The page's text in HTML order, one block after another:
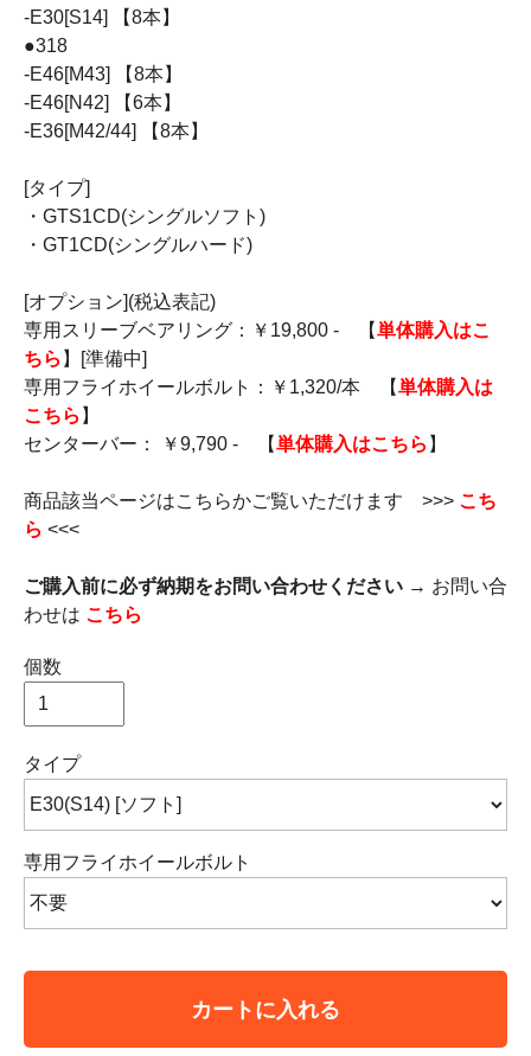
-E30[S14] 【8本】
●318
-E46[M43] 【8本】
-E46[N42] 【6本】
-E36[M42/44] 【8本】
[タイプ]
・GTS1CD(シングルソフト)
・GT1CD(シングルハード)
[オプション](税込表記)
専用スリーブベアリング：￥19,800 - 【単体購入はこ
ちら 】[準備中]
専用フライホイールボルト：￥1,320/本 【単体購入は
こちら 】
センターバー： ￥9,790 - 【単体購入はこちら 】
商品該当ページはこちらかご覧いただけます >>> こち
ら <<<
ご購入前に必ず納期をお問い合わせください → お問い合
わせは こちら
個数
タイプ
専用フライホイールボルト
カートに入れる